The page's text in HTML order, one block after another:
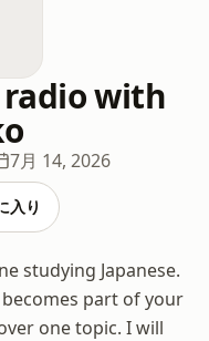
radio with
7月 14, 2026
入り
studying Japanese.
part of your
one topic. I will